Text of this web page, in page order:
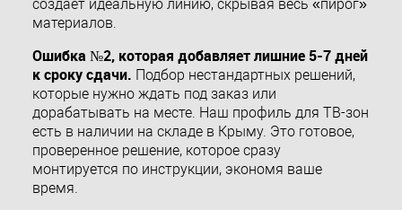
создает идеальную линию, скрывая весь «пирог»
материалов.
Ошибка №2, которая добавляет лишние 5-7 дней
к сроку сдачи. Подбор нестандартных решений,
которые нужно ждать под заказ или
дорабатывать на месте. Наш профиль для ТВ-зон
есть в наличии на складе в Крыму. Это готовое,
проверенное решение, которое сразу
монтируется по инструкции, экономя ваше
время.